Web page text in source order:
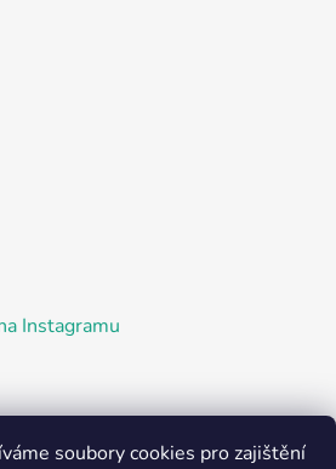
soubory cookies pro zajištění
Instagramu